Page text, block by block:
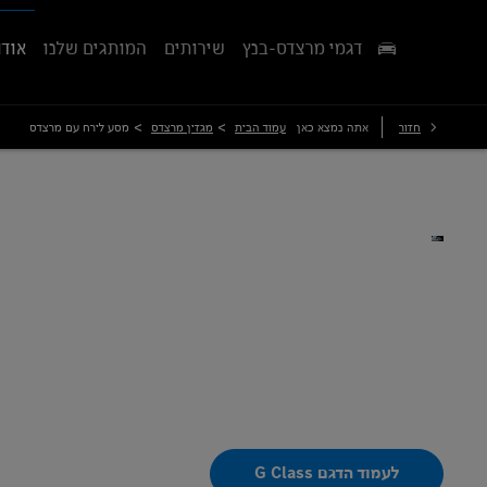
דגמי מרצדס-בנץ שירותים המותגים שלנו
חזור אתה נמצא כאן עמוד הבית > מגזין מרצדס > מסע לירח עם מרצדס
לעמוד הדגם G Class